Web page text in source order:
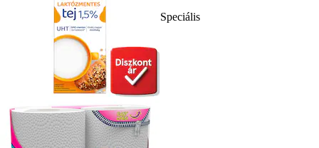
Speciális